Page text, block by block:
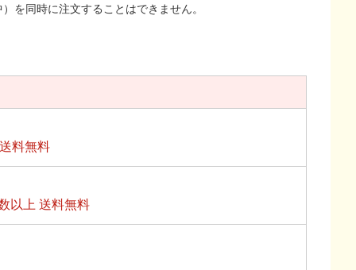
を同時に注文することはできません。
料無料
以上 送料無料